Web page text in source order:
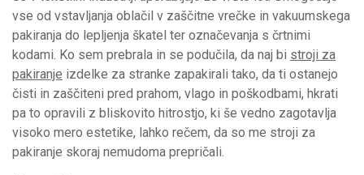
vse od vstavljanja oblačil v zaščitne vrečke in vakuumskega
pakiranja do lepljenja škatel ter označevanja s črtnimi
kodami. Ko sem prebrala in se podučila, da naj bi stroji za
pakiranje izdelke za stranke zapakirali tako, da ti ostanejo
čisti in zaščiteni pred prahom, vlago in poškodbami, hkrati
pa to opravili z bliskovito hitrostjo, ki še vedno zagotavlja
visoko mero estetike, lahko rečem, da so me stroji za
pakiranje skoraj nemudoma prepričali.